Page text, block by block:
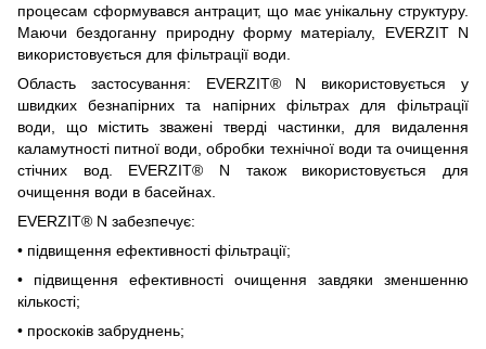
процесам сформувався антрацит, що має унікальну структуру.
Маючи бездоганну природну форму матеріалу, EVERZIT N
використовується для фільтрації води.
Область застосування: EVERZIT® N використовується у
швидких безнапірних та напірних фільтрах для фільтрації
води, що містить зважені тверді частинки, для видалення
каламутності питної води, обробки технічної води та очищення
стічних вод. EVERZIT® N також використовується для
очищення води в басейнах.
EVERZIT® N забезпечує:
• підвищення ефективності фільтрації;
• підвищення ефективності очищення завдяки зменшенню
кількості;
• проскоків забруднень;